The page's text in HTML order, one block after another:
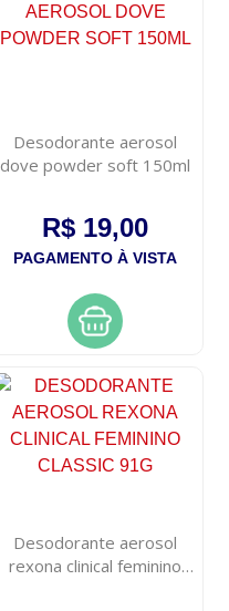
Desodorante aerosol
dove powder soft 150ml
R$ 19,00
PAGAMENTO À VISTA
Desodorante aerosol
rexona clinical feminino